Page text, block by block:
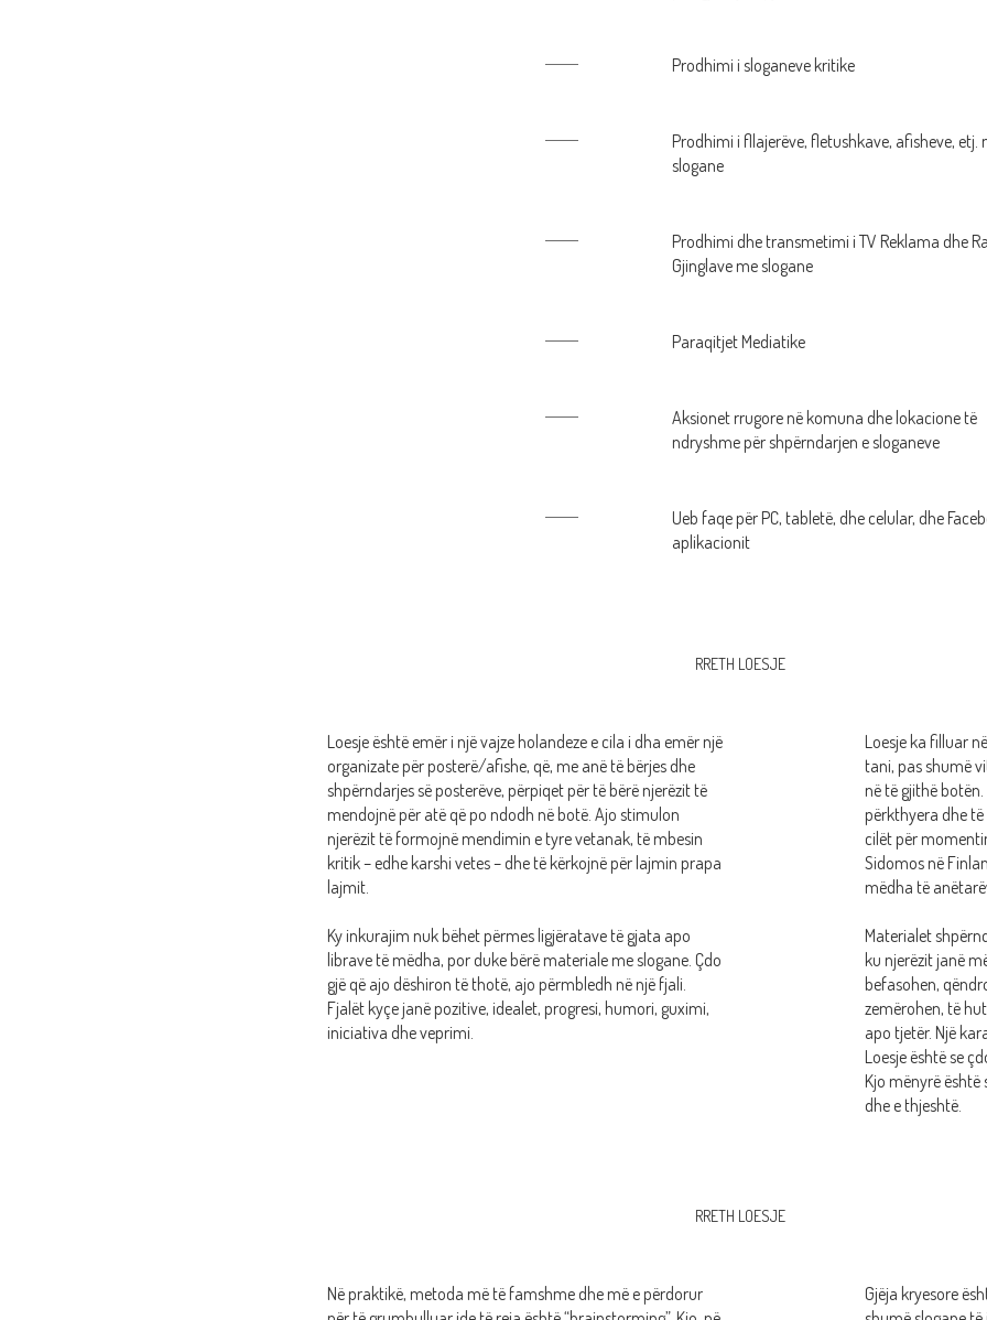
Prodhimi i sloganeve kritike
Prodhimi i fllajerëve, fletushkave, afisheve, etj.
slogane
Prodhimi dhe transmetimi i TV Reklama dhe
Gjinglave me slogane
Paraqitjet Mediatike
Aksionet rrugore në komuna dhe lokacione të
ndryshme për shpërndarjen e sloganeve
Ueb faqe për PC, tabletë, dhe celular, dhe
aplikacionit
RRETH LOESJE
Loesje është emër i një vajze holandeze e cila i dha emër një
organizate për posterë/afishe, që, me anë të bërjes dhe
shpërndarjes së posterëve, përpiqet për të bërë njerëzit të
mendojnë për atë që po ndodh në botë. Ajo stimulon
njerëzit të formojnë mendimin e tyre vetanak, të mbesin
kritik – edhe karshi vetes – dhe të kërkojnë për lajmin prapa
lajmit.
Ky inkurajim nuk bëhet përmes ligjëratave të gjata apo
librave të mëdha, por duke bërë materiale me slogane. Çdo
gjë që ajo dëshiron të thotë, ajo përmbledh në një fjali.
Fjalët kyçe janë pozitive, idealet, progresi, humori, guximi,
iniciativa dhe veprimi.
Loesje ka filluar
tani, pas shumë
në të gjithë
përkthyera dhe
cilët për
Sidomos në
mëdha të
Materialet
ku njerëzit janë
befasohen,
zemërohen, të
apo tjetër. Një
Loesje është se
Kjo mënyrë
dhe e thjeshtë.
RRETH LOESJE
Në praktikë, metoda më të famshme dhe më e përdorur
Gjëja kryesore